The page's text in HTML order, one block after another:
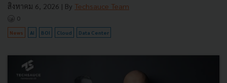
สิงหาคม 6, 2026 | By Techsauce Team
0
News AI BOI Cloud Data Center